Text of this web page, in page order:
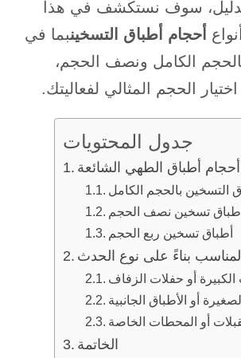
سوف نستكشف في هذا
أحجام أطباق التسخينبما في
الكامل ونصف الحجم،
الحجم المثالي لفعاليتك.
جدول المحتويات
أحجام أطباق الطهي الشائعة
التسخين بالحجم الكامل
تسخين نصف الحجم
أطباق تسخين ربع الحجم
بناءً على نوع الحدث
الكبيرة أو حفلات الزفاف
أو الأطباق الجانبية
أو المحطات الخاصة
الخاتمة